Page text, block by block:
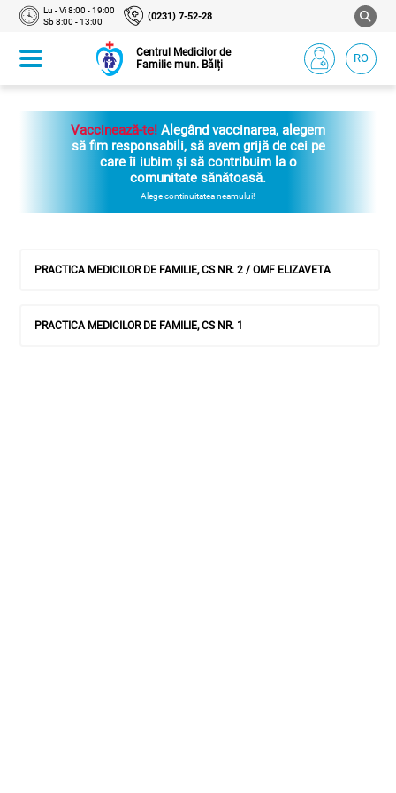
Lu - Vi 8:00 - 19:00
Sb 8:00 - 13:00
(0231) 7-52-28
Centrul Medicilor de
Familie mun. Bălți
RO
Vaccinează-te! Alegând vaccinarea, alegem
să fim responsabili, să avem grijă de cei pe
care îi iubim și să contribuim la o
comunitate sănătoasă.
Alege continuitatea neamului!
PRACTICA MEDICILOR DE FAMILIE, CS NR. 2 / OMF ELIZAVETA
PRACTICA MEDICILOR DE FAMILIE, CS NR. 1